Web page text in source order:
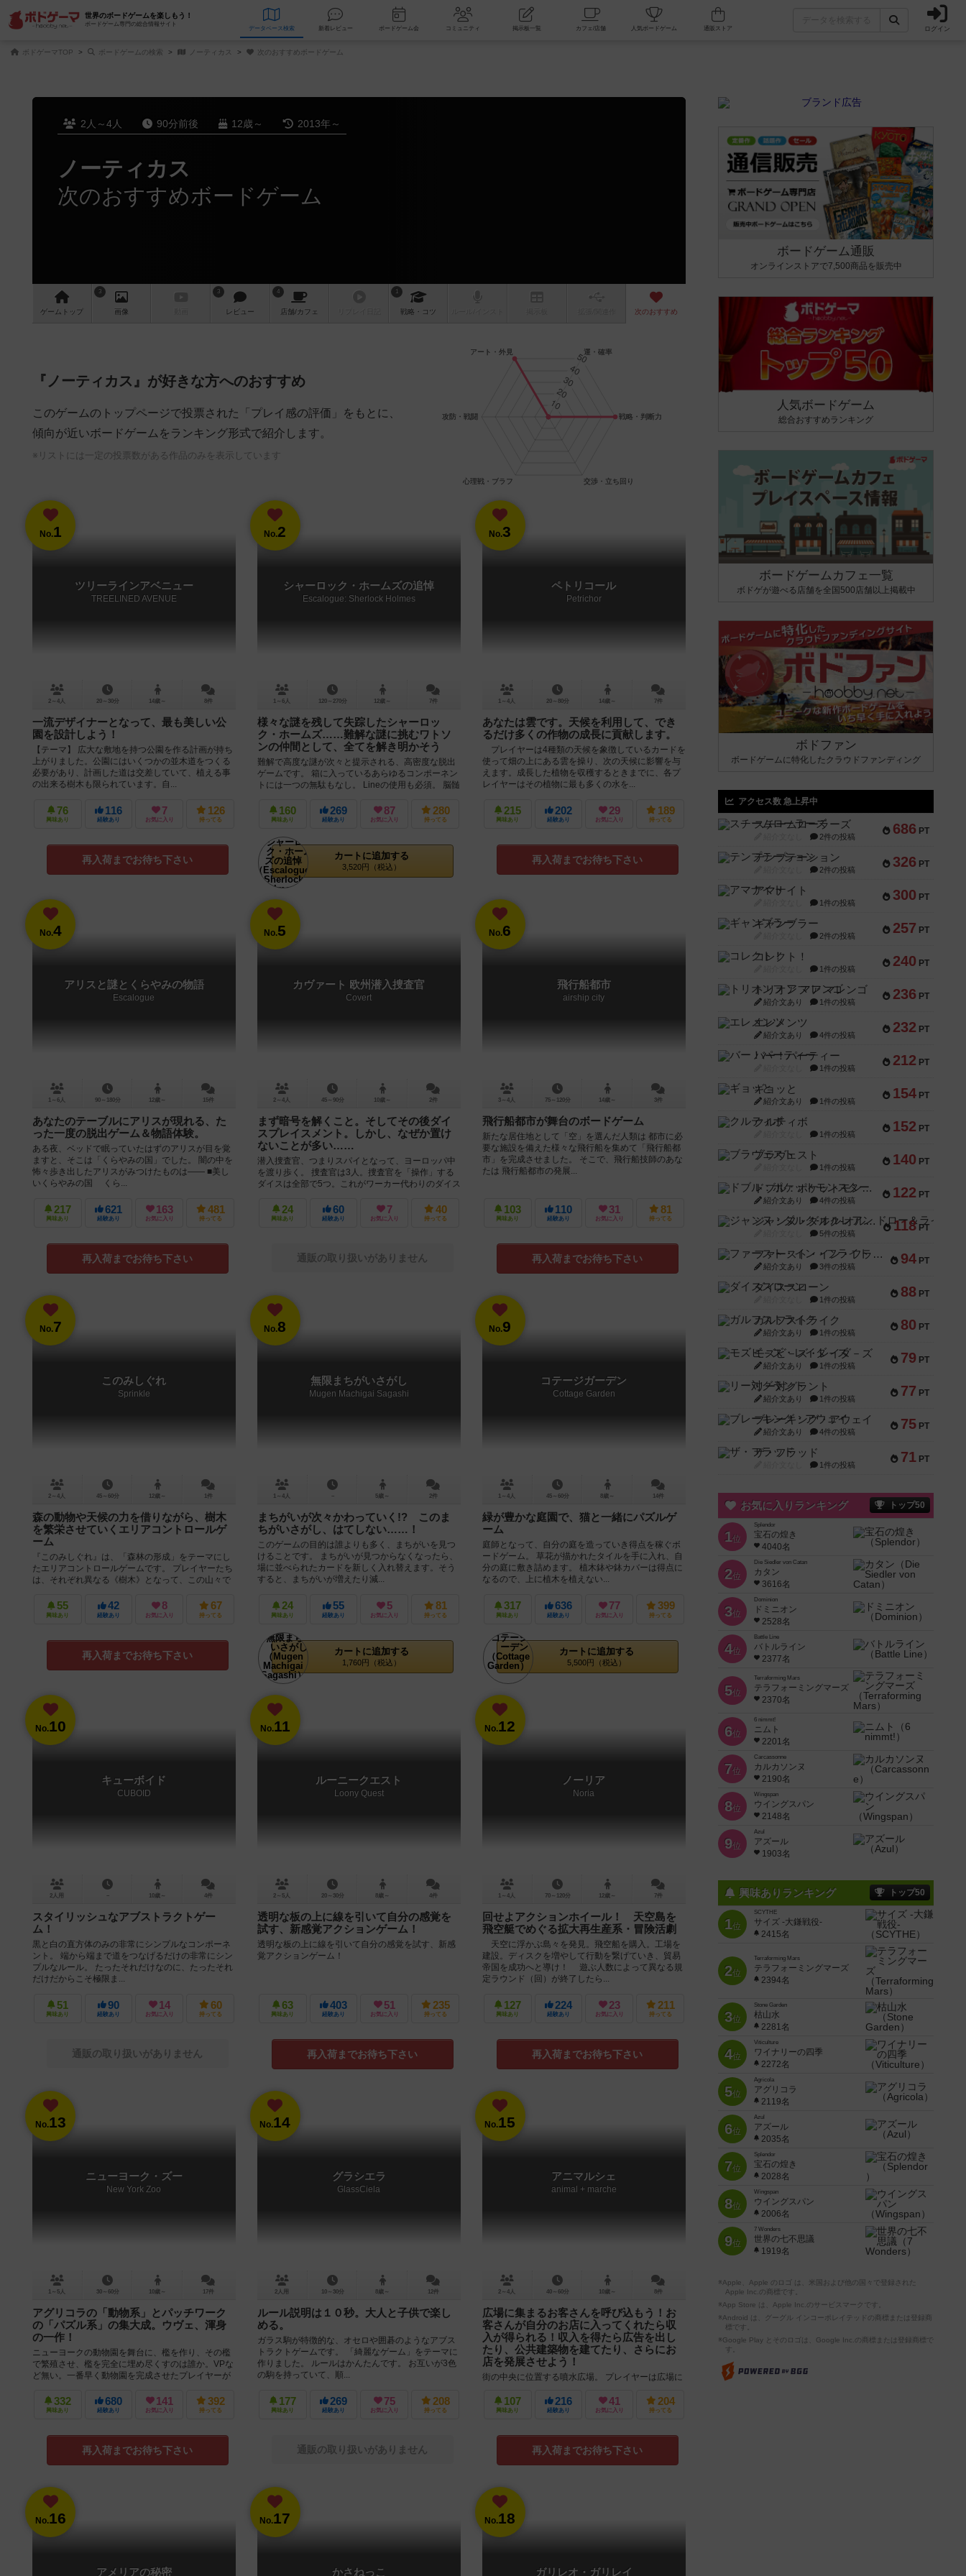
世界のボードゲームを楽しもう！
ボードゲーム専門の総合情報サイト
データベース 検索 新着レビュー ボードゲーム会 コミュニティ 掲示板一覧 カフェ/店舗 人気ボードゲーム ログイン
ボドゲーマTOP ボードゲームの検索 ノーティカス 次のおすすめボードゲーム
2人～4人 90分前後 12歳～ 2013年～
ノーティカス
次のおすすめボードゲーム
ゲーム トップ
3
画像
3
レビュー
4
店舗/カフェ
1
戦略 ・コツ 次のおすすめ
『ノーティカス』が好きな方へのおすすめ
このゲームのトップページで投票された「プレイ感の評価」をもとに、
傾向が近いボードゲームをランキング形式で紹介します。
※リストには一定の投票数がある作品のみを表示しています
No.1
ツリーラインアベニュー
TREELINED AVENUE
2～4人 20～30分 14歳～ 8件
一流デザイナーとなって、最も美しい公
園を設計しよう！
【テーマ】 広大な敷地を持つ公園を作る計画が持ち
上がりました。公園にはいくつかの並木道をつくる
必要があり、計画した道は交差していて、植える事
の出来る樹木も限られています。自...
76
興味あり
116
経験あり
7
お気に入り
126
持ってる
再入荷までお待ち下さい
No.2
シャーロック・ホームズの追悼
Escalogue: Sherlock Holmes
1～6人 120～270分 12歳～ 7件
様々な謎を残して失踪したシャーロッ
ク・ホームズ……難解な謎に挑むワトソ
ンの仲間として、全てを解き明かそう
難解で高度な謎が次々と提示される、高密度な脱出
ゲームです。 箱に入っているあらゆるコンポーネン
トには一つの無駄もなし。 Lineの使用も必須。 脳髄
160
興味あり
269
経験あり
87
お気に入り
280
持ってる
カートに追加する
3,520円（税込）
No.3
ペトリコール
Petrichor
1～4人 20～80分 14歳～ 7件
あなたは雲です。天候を利用して、でき
るだけ多くの作物の成長に貢献します。
プレイヤーは4種類の天候を象徴しているカードを
使って畑の上にある雲を操り、次の天候に影響を与
えます。成長した植物を収穫するときまでに、各プ
レイヤーはその植物に最も多くの水を...
215
興味あり
202
経験あり
29
お気に入り
189
持ってる
再入荷までお待ち下さい
No.4
アリスと謎とくらやみの物語
Escalogue
1～6人 90～180分 12歳～ 15件
あなたのテーブルにアリスが現れる、た
った一度の脱出ゲーム＆物語体験。
ある夜、ベッドで眠っていたはずのアリスが目を覚
ますと、そこは「くらやみの国」でした。 闇の中を
怖々歩き出したアリスがみつけたものは―― ■美し
いくらやみの国 くら...
217
興味あり
621
経験あり
163
お気に入り
481
持ってる
再入荷までお待ち下さい
No.5
カヴァート 欧州潜入捜査官
Covert
2～4人 45～90分 10歳～ 2件
まず暗号を解くこと。そしてその後ダイ
スプレイスメント。しかし、なぜか置け
ないことが多い……
潜入捜査官、つまりスパイとなって、ヨーロッパ中
を渡り歩く。 捜査官は3人。捜査官を「操作」する
ダイスは全部で5つ。これがワーカー代わりのダイス
24
興味あり
60
経験あり
7
お気に入り
40
持ってる
通販の取り扱いがありません
No.6
飛行船都市
airship city
3～4人 75～120分 14歳～ 3件
飛行船都市が舞台のボードゲーム
新たな居住地として「空」を選んだ人類は 都市に必
要な施設を備えた様々な飛行船を集めて「飛行船都
市」を完成させました。 そこで、飛行船技師のあな
たは 飛行船都市の発展...
103
興味あり
110
経験あり
31
お気に入り
81
持ってる
再入荷までお待ち下さい
No.7
このみしぐれ
Sprinkle
2～4人 45～60分 12歳～ 1件
森の動物や天候の力を借りながら、樹木
を繁栄させていくエリアコントロールゲ
ーム
『このみしぐれ』は、「森林の形成」をテーマにし
たエリアコントロールゲームです。 プレイヤーたち
は、それぞれ異なる《樹木》となって、この山々で
55
興味あり
42
経験あり
8
お気に入り
67
持ってる
再入荷までお待ち下さい
No.8
無限まちがいさがし
Mugen Machigai Sagashi
1～4人 － 5歳～ 2件
まちがいが次々かわっていく!? このま
ちがいさがし、はてしない……！
このゲームの目的は誰よりも多く、まちがいを見つ
けることです。 まちがいが見つからなくなったら、
場に並べられたカードを新しく入れ替えます。そう
すると、まちがいが増えたり減...
24
興味あり
55
経験あり
5
お気に入り
81
持ってる
カートに追加する
1,760円（税込）
No.9
コテージガーデン
Cottage Garden
1～4人 45～60分 8歳～ 14件
緑が豊かな庭園で、猫と一緒にパズルゲ
ーム
庭師となって、自分の庭を造っていき得点を稼ぐボ
ードゲーム。 草花が描かれたタイルを手に入れ、自
分の庭に敷き詰めます。 植木鉢や鉢カバーは得点に
なるので、上に植木を植えない...
317
興味あり
636
経験あり
77
お気に入り
399
持ってる
カートに追加する
5,500円（税込）
No.10
キューボイド
CUBOID
2人用 － 10歳～ 4件
スタイリッシュなアブストラクトゲー
ム！
黒と白の直方体のみの非常にシンプルなコンポーネ
ント。 端から端まで道をつなげるだけの非常にシン
プルなルール。 たったそれだけなのに、たったそれ
だけだからこそ極限ま...
51
興味あり
90
経験あり
14
お気に入り
60
持ってる
通販の取り扱いがありません
No.11
ルーニークエスト
Loony Quest
2～5人 20～30分 8歳～ 4件
透明な板の上に線を引いて自分の感覚を
試す、新感覚アクションゲーム！
透明な板の上に線を引いて自分の感覚を試す、新感
覚アクションゲーム！
63
興味あり
403
経験あり
51
お気に入り
235
持ってる
再入荷までお待ち下さい
No.12
ノーリア
Noria
1～4人 70～120分 12歳～ 7件
回せよアクションホイール！ 天空島を
飛空艇でめぐる拡大再生産系・冒険活劇
天空に浮かぶ島々を発見。飛空船を購入。工場を
建設。ディスクを増やして行動を繋げていき、貿易
帝国を成功へと導け！ 遊ぶ人数によって異なる規
定ラウンド（回）が終了したら...
127
興味あり
224
経験あり
23
お気に入り
211
持ってる
再入荷までお待ち下さい
No.13
ニューヨーク・ズー
New York Zoo
1～5人 30～60分 10歳～ 17件
アグリコラの「動物系」とパッチワーク
の「パズル系」の集大成。ウヴェ、渾身
の一作！
ニューヨークの動物園を舞台に、檻を作り、その檻
で繁殖させ、檻を完全に埋め尽くすのは誰か。VPな
ど無い。一番早く動物園を完成させたプレイヤーが
332
興味あり
680
経験あり
141
お気に入り
392
持ってる
再入荷までお待ち下さい
No.14
グラシエラ
GlassCiela
2人用 10～30分 8歳～ 12件
ルール説明は１０秒。大人と子供で楽し
める。
ガラス駒が特徴的な、オセロや囲碁のようなアブス
トラクトゲームです。 「綺麗なゲーム」をテーマに
作りました。 ルールはかんたんです。 お互いが3色
の駒を持っていて、順...
177
興味あり
269
経験あり
75
お気に入り
208
持ってる
通販の取り扱いがありません
No.15
アニマルシェ
animal + marche
2～4人 40～60分 10歳～ 8件
広場に集まるお客さんを呼び込もう！お
客さんが自分のお店に入ってくれたら収
入が得られる！収入を得たら広告を出し
たり、公共建築物を建てたり、さらにお
店を発展させよう！
街の中央に位置する噴水広場。 プレイヤーは広場に
のお客さんを呼び込み、収入を得て、さらなるお店
の発展を目指しましょう！ ...
107
興味あり
216
経験あり
41
お気に入り
204
持ってる
再入荷までお待ち下さい
No.16
アメリアの秘密
No.17
かさねっこ
No.18
ガリレオ・ガリレイ
ボードゲーム通販
オンラインストアで7,500商品を販売中
人気ボードゲーム
総合おすすめランキング
ボードゲームカフェ一覧
ボドゲが遊べる店舗を全国500店舗以上掲載中
ボドファン
ボードゲームに特化したクラウドファンディング
アクセス数 急上昇中
686 PT
スチームローラーズ
2件の投稿
326 PT
テンプテーション
2件の投稿
300 PT
アマナイト
1件の投稿
257 PT
ギャンブラー
2件の投稿
240 PT
コレクト！
1件の投稿
236 PT
トリオンフ ア マレンゴ
紹介文あり 1件の投稿
232 PT
エレメンツ
紹介文あり 4件の投稿
212 PT
バー！パーティー
1件の投稿
154 PT
ギョッと
紹介文あり 1件の投稿
152 PT
クルティボ
1件の投稿
140 PT
ブラヴェスト
1件の投稿
122 PT
ドブル：ポケットモンスター
紹介文あり 4件の投稿
118 PT
ジャンヌ・ダルク-オルレアン ドロー＆ライト
5件の投稿
94 PT
ファースト・イン・フライト
紹介文あり 3件の投稿
88 PT
ダイススローン
1件の投稿
80 PT
ガルフストライク
紹介文あり 1件の投稿
79 PT
モズビ－ズ・レイダ－ズ
紹介文あり 1件の投稿
77 PT
リー対グラント
紹介文あり 1件の投稿
75 PT
ブレーキング・アウェイ
紹介文あり 4件の投稿
71 PT
ザ・フラッド
1件の投稿
お気に入りランキング トップ50
1位
Splendor
宝石の煌き
4040名
2位
Die Siedler von Catan
カタン
3616名
3位
Dominion
ドミニオン
2528名
4位
Battle Line
バトルライン
2377名
5位
Terraforming Mars
テラフォーミングマーズ
2370名
6位
6 nimmt!
ニムト
2201名
7位
Carcassonne
カルカソンヌ
2190名
8位
Wingspan
ウイングスパン
2148名
9位
Azul
アズール
1903名
興味ありランキング トップ50
1位
SCYTHE
サイズ -大鎌戦役-
2415名
2位
Terraforming Mars
テラフォーミングマーズ
2394名
3位
Stone Garden
枯山水
2281名
4位
Viticulture
ワイナリーの四季
2272名
5位
Agricola
アグリコラ
2119名
6位
Azul
アズール
2035名
7位
Splendor
宝石の煌き
2028名
8位
Wingspan
ウイングスパン
2006名
9位
7 Wonders
世界の七不思議
1919名
※Apple、Apple のロゴ は、米国および他の国々で登録された
Apple Inc.の商標です。
※App Store は、Apple Inc.のサービスマークです。
※Android は、グーグル インコーポレイテッドの商標または登録商
標です。
※Google Play とそのロゴは、Google Inc.の商標または登録商標で
す。